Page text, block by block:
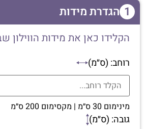
1 הגדרת מידות
הקלידו כאן את מידות הווילון
רוחב: (ס״מ)
מינימום 30 ס״מ | מקסימום 200 ס״מ
גובה: (ס״מ)